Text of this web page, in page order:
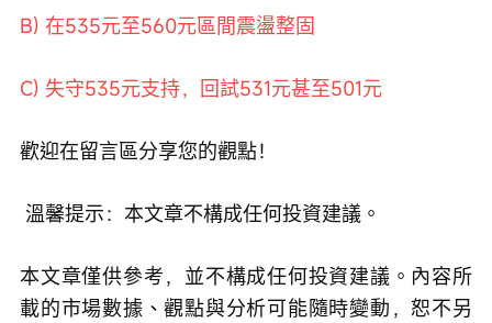
B) 在535元至560元區間震盪整固
C) 失守535元支持，回試531元甚至501元
歡迎在留言區分享您的觀點！
溫馨提示：本文章不構成任何投資建議。
本文章僅供參考，並不構成任何投資建議。內容所
載的市場數據、觀點與分析可能隨時變動，恕不另